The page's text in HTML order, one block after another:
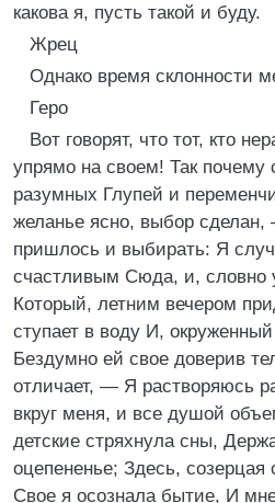
какова я, пусть такой и буду.
Жрец
Однако время склонности
Геро
Вот говорят, что тот, кто
упрямо на своем! Так почему
разумных Глупей и
желанье ясно, выбор
пришлось и выбирать: Я
счастливым Сюда, и, словно
Который, летним вечером
ступает в воду И,
Бездумно ей свое доверив
отличает, — Я растворяюсь
вкруг меня, и все душой
детские стряхнула сны,
оцепененье; Здесь, созерцая
Свое я осознала бытие, И